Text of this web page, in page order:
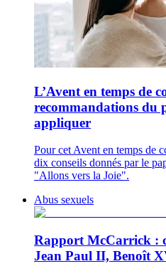
L’Avent en temps de
recommandations du
appliquer
Pour cet Avent en temps de
dix conseils donnés par le
"Allons vers la Joie".
Abus sexuels
Rapport McCarrick :
Jean Paul II, Benoît